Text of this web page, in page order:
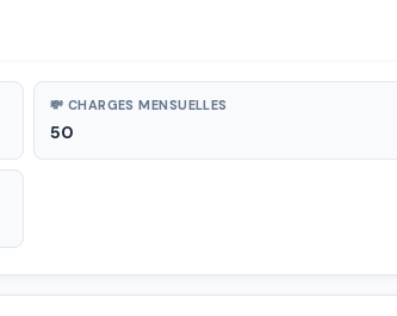
💸 CHARGES MENSUELLES
50